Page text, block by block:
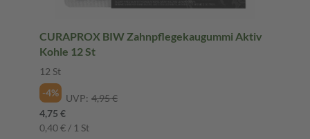
CURAPROX BIW Zahnpflegekaugummi Aktiv
Kohle 12 St
12 St
-4%
UVP: 4,95 €
4,75 €
0,40 € / 1 St